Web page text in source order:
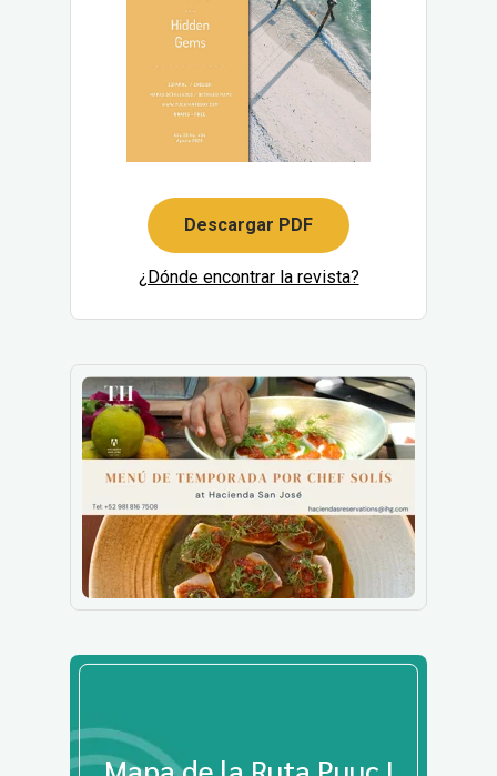
Descargar PDF
¿Dónde encontrar la revista?